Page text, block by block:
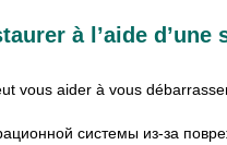
à l’aide d’une
vous aider à vous
системы из-за